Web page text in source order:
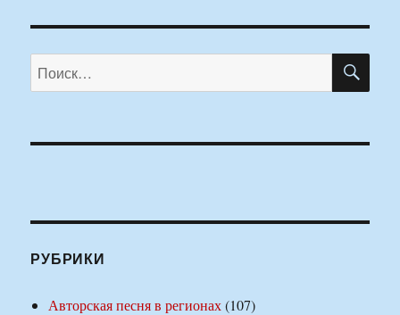
Искать:
РУБРИКИ
Авторская песня в регионах(107)